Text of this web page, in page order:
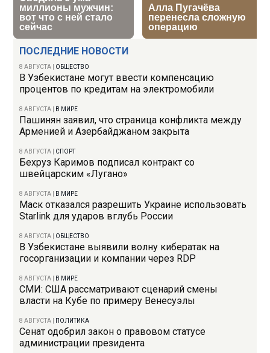
ПОСЛЕДНИЕ НОВОСТИ
8 АВГУСТА ОБЩЕСТВО
В Узбекистане могут ввести компенсацию
процентов по кредитам на электромобили
8 АВГУСТА В МИРЕ
Пашинян заявил, что страница конфликта между
Арменией и Азербайджаном закрыта
8 АВГУСТА СПОРТ
Бехруз Каримов подписал контракт со
швейцарским «Лугано»
8 АВГУСТА В МИРЕ
Маск отказался разрешить Украине использовать
Starlink для ударов вглубь России
8 АВГУСТА ОБЩЕСТВО
В Узбекистане выявили волну кибератак на
госорганизации и компании через RDP
8 АВГУСТА В МИРЕ
СМИ: США рассматривают сценарий смены
власти на Кубе по примеру Венесуэлы
8 АВГУСТА ПОЛИТИКА
Сенат одобрил закон о правовом статусе
администрации президента